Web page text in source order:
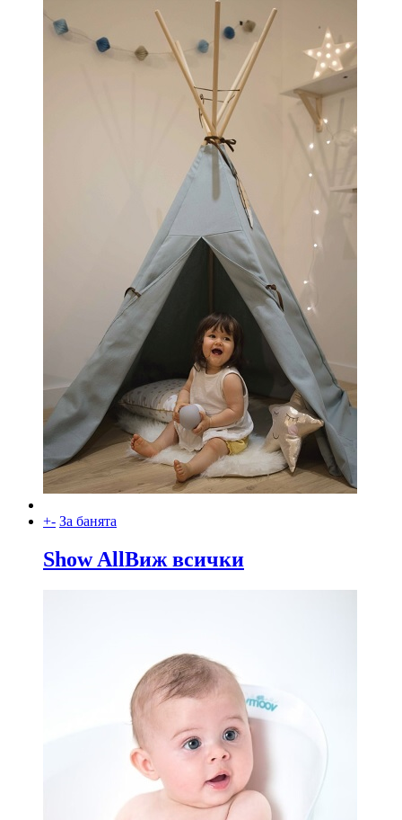
+- За банята
Show AllВиж всички